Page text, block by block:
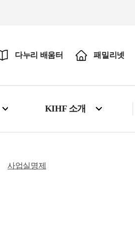
다누리 배움터 패밀리넷
KIHF 소개
사업실명제